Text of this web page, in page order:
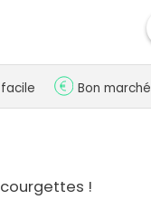
Bon marché
!